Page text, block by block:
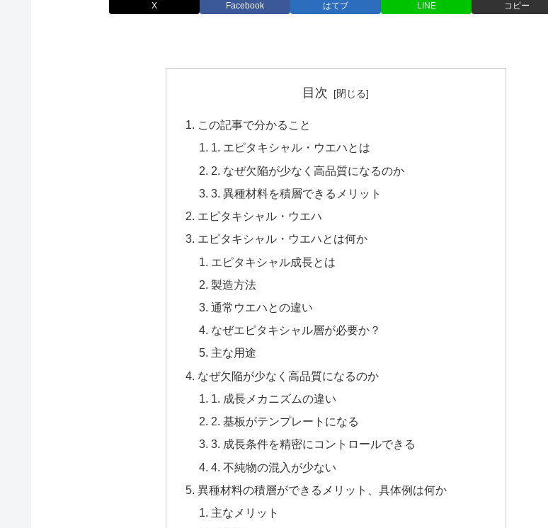
X Facebook はてブ LINE コピー
目次
この記事で分かること
1. エピタキシャル・ウエハとは
2. なぜ欠陥が少なく高品質になるのか
3. 異種材料を積層できるメリット
エピタキシャル・ウエハ
エピタキシャル・ウエハとは何か
エピタキシャル成長とは
製造方法
通常ウエハとの違い
なぜエピタキシャル層が必要か？
主な用途
なぜ欠陥が少なく高品質になるのか
1. 成長メカニズムの違い
2. 基板がテンプレートになる
3. 成長条件を精密にコントロールできる
4. 不純物の混入が少ない
異種材料の積層ができるメリット、具体例は何か
主なメリット